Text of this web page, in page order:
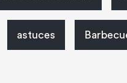
astuces